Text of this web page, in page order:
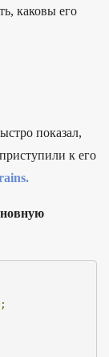
каковы его
показал,
к его
;